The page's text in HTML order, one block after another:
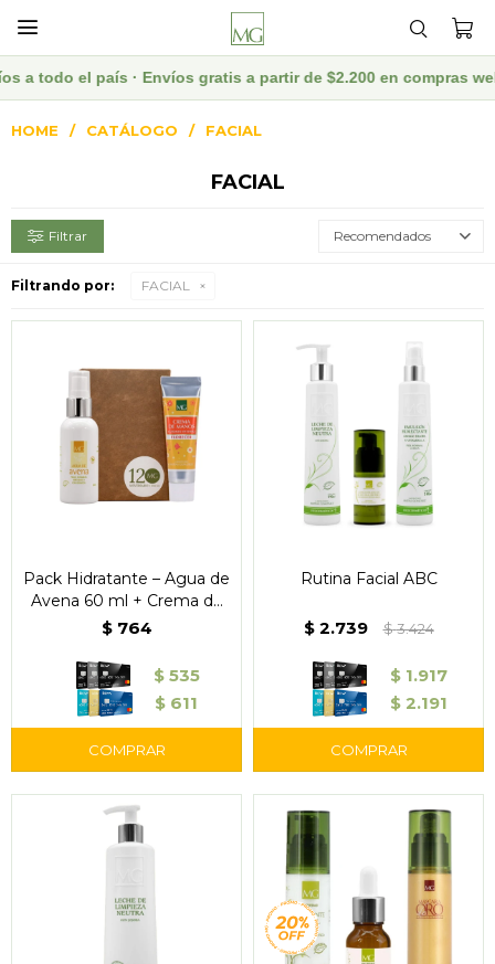

· Envíos gratis a partir de $2.200 en compras web ·
HOME CATÁLOGO FACIAL
FACIAL
Recomendados
Filtrando por: FACIAL
Pack Hidratante – Agua de
Avena 60 ml + Crema de
Manos 30 ml
$ 764
$ 535
$ 611
Rutina Facial ABC
$ 2.739 $3.424
$ 1.917
$ 2.191